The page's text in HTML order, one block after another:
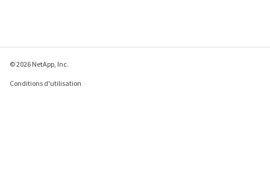
© 2026 NetApp, Inc.
Conditions d'utilisation